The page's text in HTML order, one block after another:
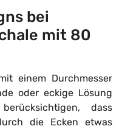
bei
mit 80
einem Durchmesser
oder eckige Lösung
dass
die Ecken etwas